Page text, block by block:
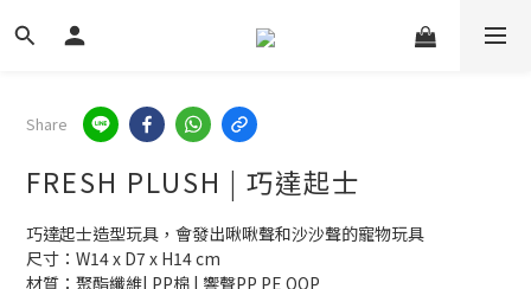
Share
FRESH PLUSH | 巧達起士
巧達起士造型玩具，會發出啾啾聲和沙沙聲的寵物玩具
尺寸：W14 x D7 x H14 cm
材質：聚酯纖維| PP棉 | 響聲PP PE OOP